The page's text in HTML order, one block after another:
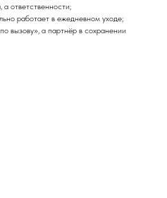
ответственности;
работает в ежедневном уходе;
вызову», а партнёр в сохранении